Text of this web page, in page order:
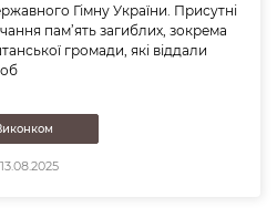
Гімну України. Присутні
пам’ять загиблих, зокрема
громади, які віддали
13.08.2025